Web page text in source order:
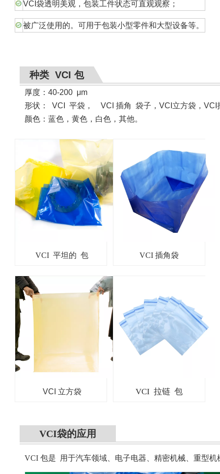
VCI袋透明美观，包装工件状态可直观观察；
被广泛使用的。可用于包装小型零件和大型设备等。
种类 VCI 包
厚度：40-200 μm
形状 ： VCI 平袋， VCI 插角 袋子，VCI立方袋，VCI
颜色：蓝色，黄色，白色，其他。
VCI 平坦的 包 VCI 插角袋
VCI 立方袋 VCI 拉链 包
VCI袋的应用
VCI 包是 用于汽车领域、电子电器、精密机械、重型